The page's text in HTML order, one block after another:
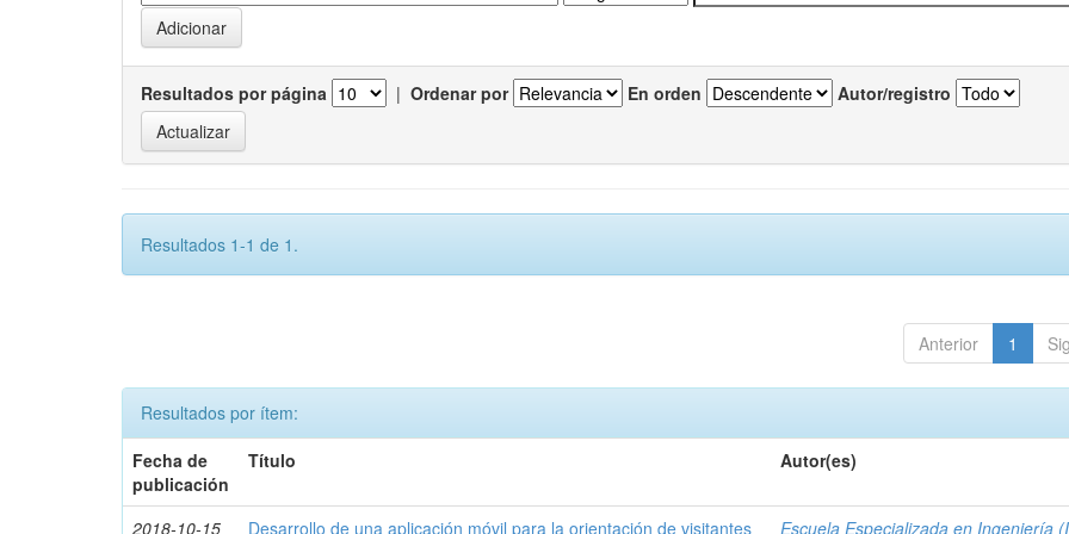
Resultados por página | Ordenar por En orden Autor/registro
Resultados 1-1 de 1.
Anterior 1
Resultados por ítem:
Fecha de
publicación
Título Autor(es)
2018-10-15 Desarrollo de una aplicación móvil para la orientación de visitantes Escuela Especializada en Ingeniería